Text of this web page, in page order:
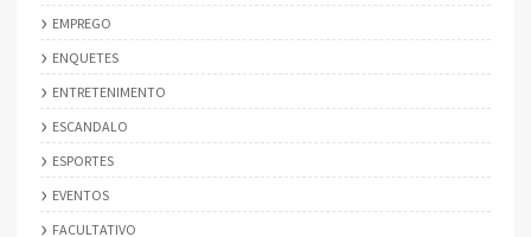
EMPREGO
ENQUETES
ENTRETENIMENTO
ESCANDALO
ESPORTES
EVENTOS
FACULTATIVO